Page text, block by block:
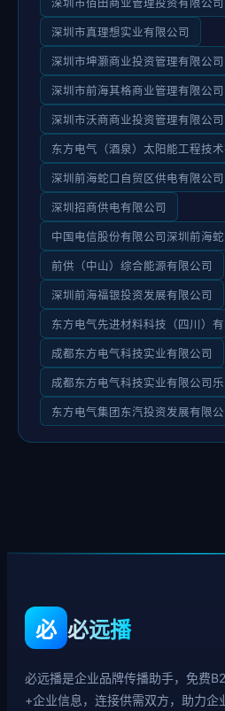
深圳市佰田商业管理投资有限公司
深圳市真理想实业有限公司
深圳市坤灏商业投资管理有限公司
深圳市前海其格商业管理有限公司
深圳市沃商商业投资管理有限公司
东方电气（酒泉）太阳能工程技
深圳前海蛇口自贸区供电有限公司
深圳招商供电有限公司
中国电信股份有限公司深圳前海
前供（中山）综合能源有限公司
深圳前海福银投资发展有限公司
东方电气先进材料科技（四川）有
成都东方电气科技实业有限公司
成都东方电气科技实业有限公司
东方电气集团东汽投资发展有限公
必 必远播
必远播是企业品牌传播助手，免费
+企业信息，连接供需双方，助力企